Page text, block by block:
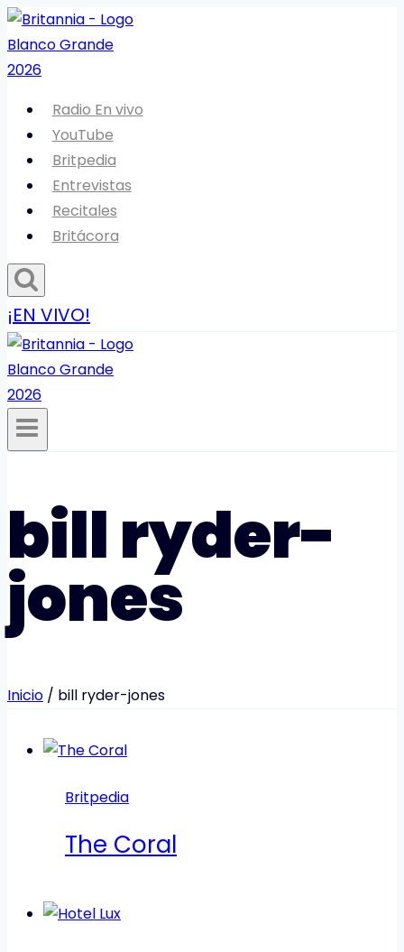
Saltar
al
contenido
Radio En vivo
YouTube
Britpedia
Entrevistas
Recitales
Britácora
¡EN VIVO!
bill ryder-
jones
Inicio / bill ryder-jones
Britpedia
The Coral